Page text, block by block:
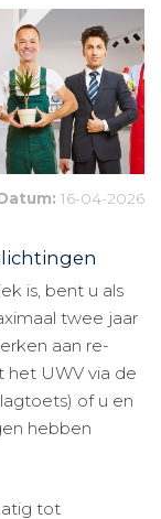
16-04-2026
is, bent u als
twee jaar
aan re-
het UWV via de
of u en
hebben
tot